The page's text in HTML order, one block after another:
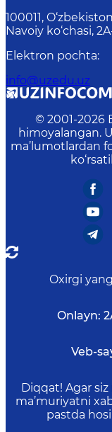
100011,
Navoiy ko‘chasi,
Elektron pochta:
info@uzedu.uz
© 2001-2026
himoyalangan.
ma’lumotlardan
Oxirgi
Onlayn: 2
Veb-
Diqqat! Agar
ma’muriyatni
pastda